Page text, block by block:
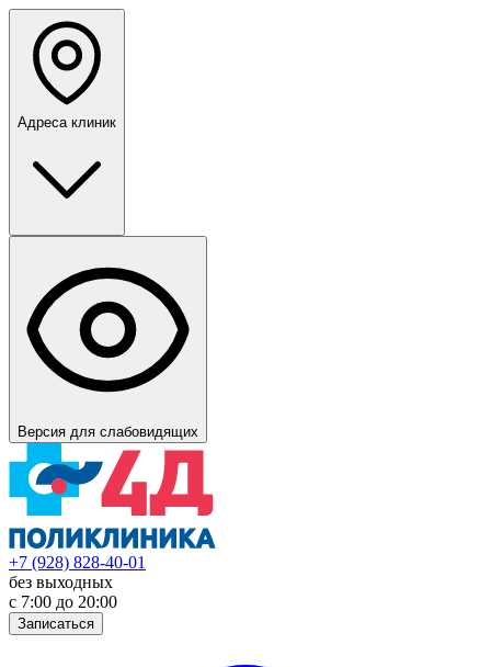
Адреса клиник
Версия для слабовидящих
+7 (928) 828-40-01
без выходных
с 7:00 до 20:00
Записаться